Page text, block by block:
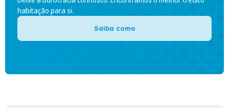
habitação para si.
Saiba como